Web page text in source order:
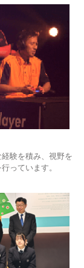
験を積み、視野を
っています。